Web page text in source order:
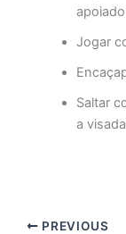
Jogar
Saltar
a
PREVIOUS